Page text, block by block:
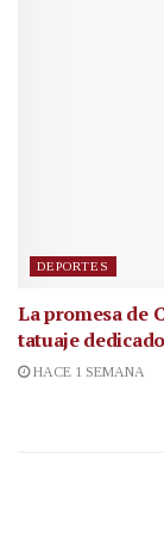
DEPORTES
La promesa de
tatuaje
HACE 1 SEMANA